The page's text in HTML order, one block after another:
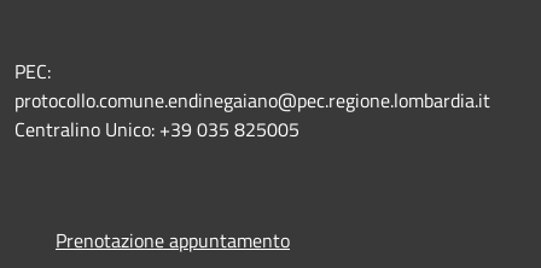
PEC:
protocollo.comune.endinegaiano@pec.regione.lombardia.it
Centralino Unico: +39 035 825005
Prenotazione appuntamento